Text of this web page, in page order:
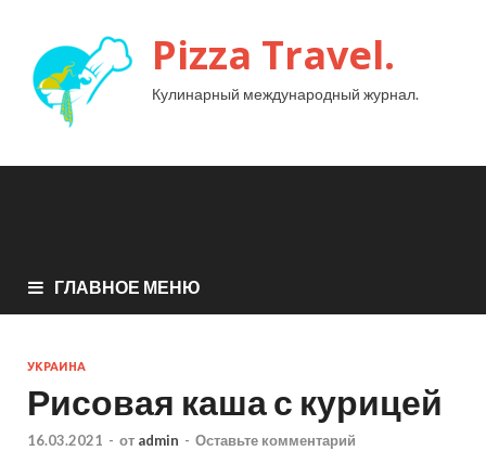
Pizza Travel.
Кулинарный международный журнал.
ГЛАВНОЕ МЕНЮ
УКРАИНА
Рисовая каша с курицей
16.03.2021 - от admin - Оставьте комментарий